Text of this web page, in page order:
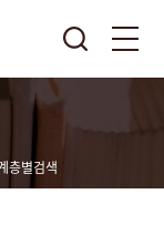
층별검색